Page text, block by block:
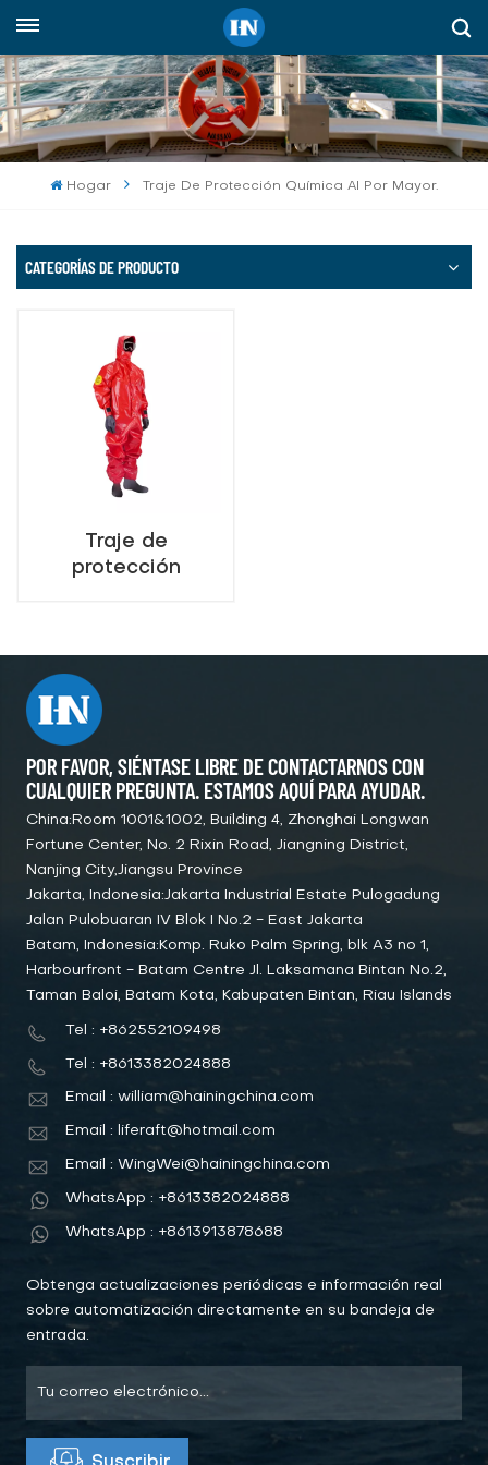
Español
English
русский
Hogar Traje De Protección Química Al Por Mayor.
CATEGORÍAS DE PRODUCTO
Traje de
protección
POR FAVOR, SIÉNTASE LIBRE DE CONTACTARNOS CON
CUALQUIER PREGUNTA. ESTAMOS AQUÍ PARA AYUDAR.
China:Room 1001&1002, Building 4, Zhonghai Longwan
Fortune Center, No. 2 Rixin Road, Jiangning District,
Nanjing City,Jiangsu Province
Jakarta, Indonesia:Jakarta Industrial Estate Pulogadung
Jalan Pulobuaran IV Blok I No.2 - East Jakarta
Batam, Indonesia:Komp. Ruko Palm Spring, blk A3 no 1,
Harbourfront - Batam Centre Jl. Laksamana Bintan No.2,
Taman Baloi, Batam Kota, Kabupaten Bintan, Riau Islands
Tel : +862552109498
Tel : +8613382024888
Email : william@hainingchina.com
Email : liferaft@hotmail.com
Email : WingWei@hainingchina.com
WhatsApp : +8613382024888
WhatsApp : +8613913878688
Obtenga actualizaciones periódicas e información real
sobre automatización directamente en su bandeja de
entrada.